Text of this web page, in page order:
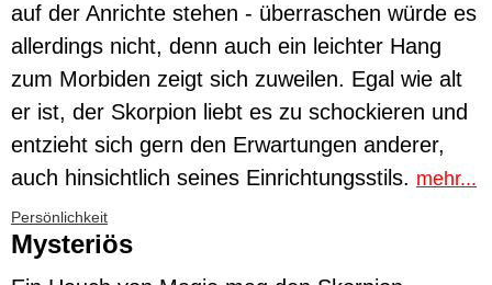
auf der Anrichte stehen - überraschen würde es
allerdings nicht, denn auch ein leichter Hang
zum Morbiden zeigt sich zuweilen. Egal wie alt
er ist, der Skorpion liebt es zu schockieren und
entzieht sich gern den Erwartungen anderer,
auch hinsichtlich seines Einrichtungsstils. mehr...
Persönlichkeit
Mysteriös